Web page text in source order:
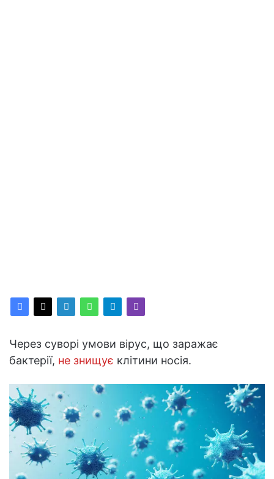
Через суворі умови вірус, що заражає
бактерії, не знищує клітини носія.